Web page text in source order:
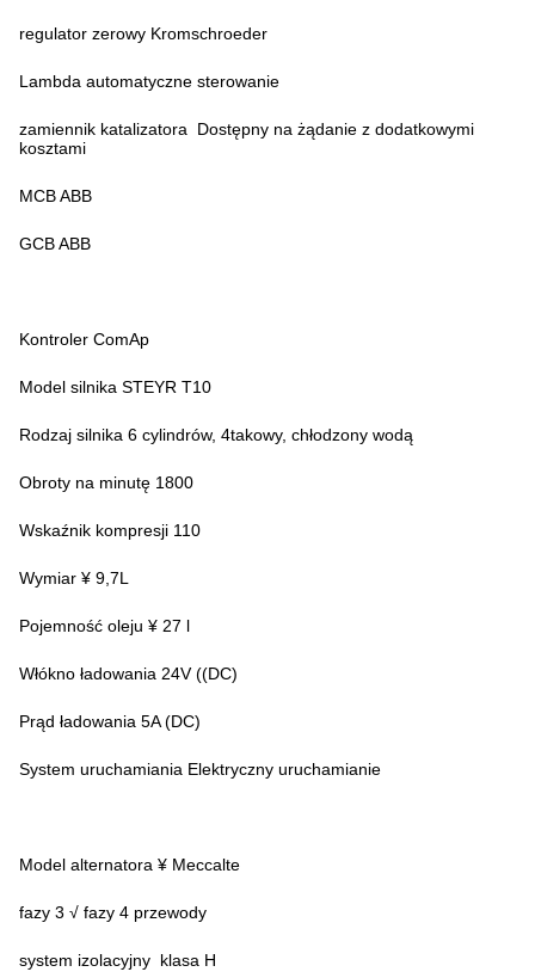
regulator zerowy Kromschroeder
Lambda automatyczne sterowanie
zamiennik katalizatora ️ Dostępny na żądanie z dodatkowymi
kosztami
MCB ABB
GCB ABB
Kontroler ComAp
Model silnika STEYR T10
Rodzaj silnika 6 cylindrów, 4takowy, chłodzony wodą
Obroty na minutę 1800
Wskaźnik kompresji 110
Wymiar ¥ 9,7L
Pojemność oleju ¥ 27 l
Włókno ładowania 24V ((DC)
Prąd ładowania 5A (DC)
System uruchamiania Elektryczny uruchamianie
Model alternatora ¥ Meccalte
fazy 3 √ fazy 4 przewody
system izolacyjny ️ klasa H